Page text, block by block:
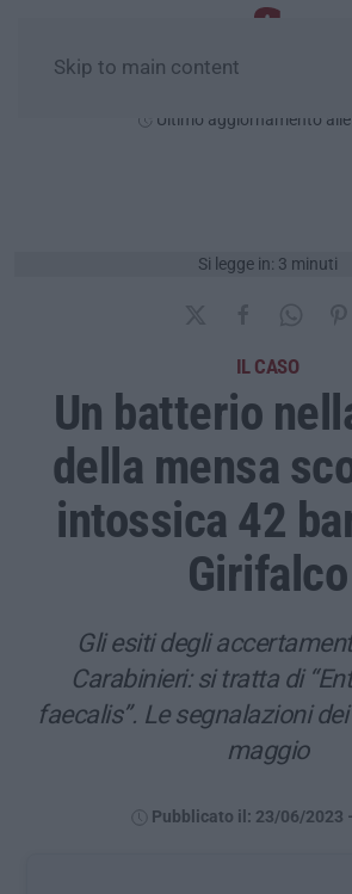
Skip to main content
Ultimo aggiornamento alle
Si legge in: 3 minuti
IL CASO
Un batterio
della mensa
intossica 42
Girifalco
Gli esiti degli
Carabinieri: si tratta di
faecalis”. Le segnalazioni
maggio
Pubblicato il: 23/06/2023